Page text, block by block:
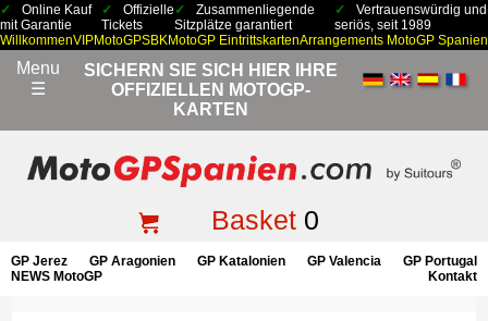
Online Kauf
mit Garantie
Offizielle
Tickets
Zusammenliegende
Sitzplätze garantiert
Vertrauenswürdig und
seriös, seit 1989
WillkommenVIPMotoGPSBKMotoGP EintrittskartenArrangements MotoGP Spanien
Menu
☰
SICHERN SIE SICH HIER IHRE
OFFIZIELLEN MOTOGP-
KARTEN
Basket0
GP Jerez GP Aragonien GP Katalonien GP Valencia
GP Portugal
NEWS MotoGP
Kontakt